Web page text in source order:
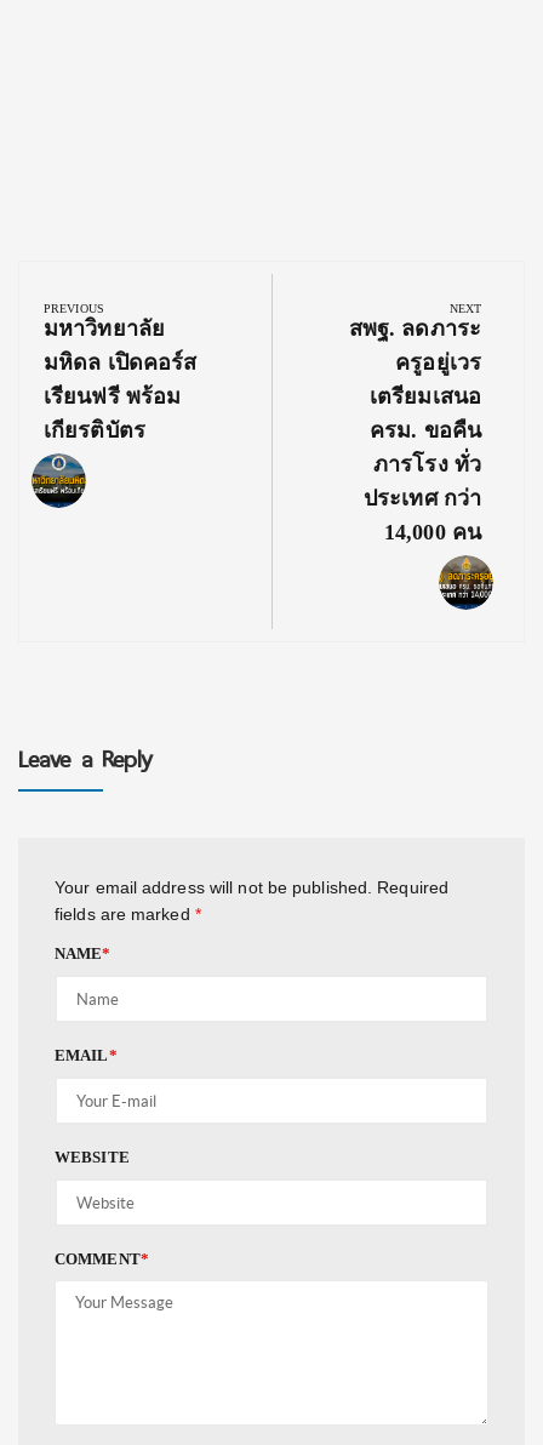
navigation
PREVIOUS
Previous
Post:
มหาวิทยาลัย
มหิดล เปิดคอร์ส
เรียนฟรี พร้อม
เกียรติบัตร
NEXT
Next
Post:
สพฐ. ลดภาระ
ครูอยู่เวร
เตรียมเสนอ
ครม. ขอคืน
ภารโรง ทั่ว
ประเทศ กว่า
14,000 คน
Leave a Reply
Your email address will not be published.
Required
fields are marked *
NAME*
EMAIL*
WEBSITE
COMMENT*